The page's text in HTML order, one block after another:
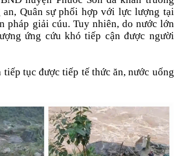
Quân sự phối hợp với lực lượng tại
pháp giải cúu. Tuy nhiên, do nước lớn
ứng cứu khó tiếp cận được người
tiếp tục được tiếp tế thức ăn, nước uống